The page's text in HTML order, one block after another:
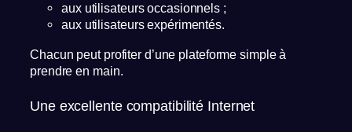
aux utilisateurs occasionnels ;
aux utilisateurs expérimentés.
Chacun peut profiter d’une plateforme simple à
prendre en main.
Une excellente compatibilité Internet